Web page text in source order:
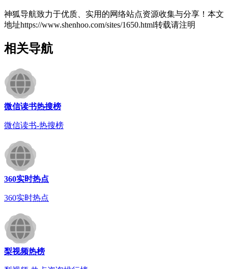
神狐导航致力于优质、实用的网络站点资源收集与分享！ 本文
地址https://www.shenhoo.com/sites/1650.html转载请注明
相关导航
微信读书热搜榜
微信读书-热搜榜
360实时热点
360实时热点
梨视频热榜